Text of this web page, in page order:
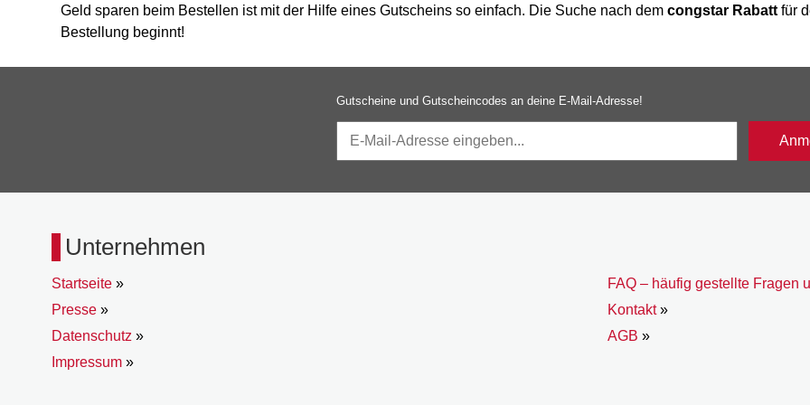
Geld sparen beim Bestellen ist mit der Hilfe eines Gutscheins so einfach. Die Suche nach dem congstar Rabatt für
Bestellung beginnt!
Gutscheine und Gutscheincodes an deine E-Mail-Adresse!
Unternehmen
Startseite » FAQ – häufig gestellte Fragen
Presse » Kontakt»
Datenschutz » AGB »
Impressum »